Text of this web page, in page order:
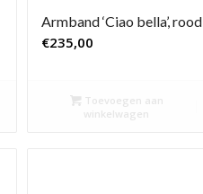
Armband ‘Ciao bella’, rood
€235,00
Toevoegen aan
winkelwagen